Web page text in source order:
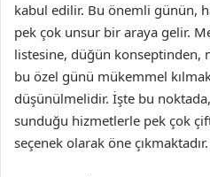
kabul edilir. Bu önemli günün,
pek çok unsur bir araya gelir.
listesine, düğün konseptinden,
bu özel günü mükemmel
düşünülmelidir. İşte bu
sunduğu hizmetlerle pek çok
seçenek olarak öne çıkmaktadır.